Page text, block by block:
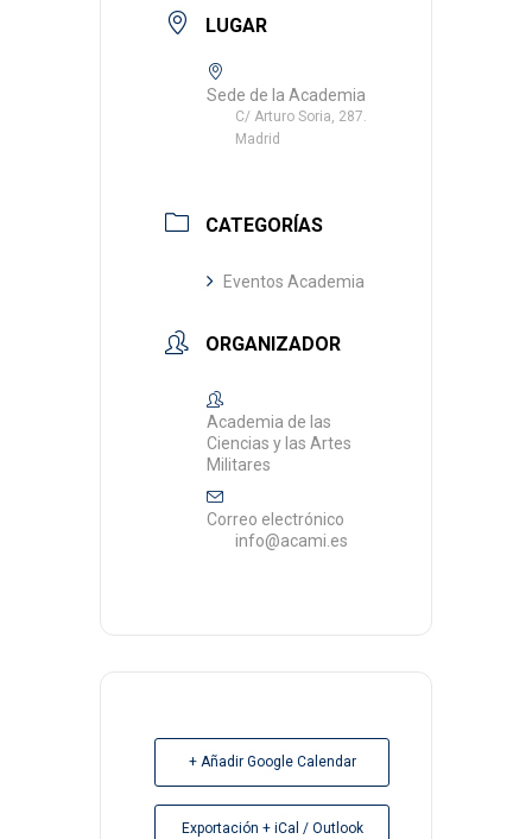
LUGAR
Sede de la Academia
C/ Arturo Soria, 287.
Madrid
CATEGORÍAS
Eventos Academia
ORGANIZADOR
Academia de las
Ciencias y las Artes
Militares
Correo electrónico
info@acami.es
+ Añadir Google Calendar
Exportación + iCal / Outlook